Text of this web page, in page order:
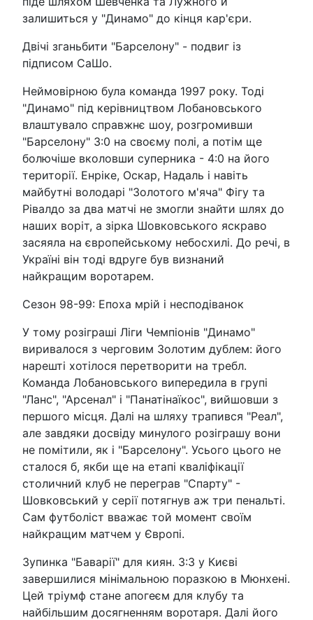
залишиться у "Динамо" до кінця кар'єри.
Двічі зганьбити "Барселону" - подвиг із
підписом СаШо.
Неймовірною була команда 1997 року. Тоді
"Динамо" під керівництвом Лобановського
влаштувало справжнє шоу, розгромивши
"Барселону" 3:0 на своєму полі, а потім ще
болючіше вколовши суперника - 4:0 на його
території. Енріке, Оскар, Надаль і навіть
майбутні володарі "Золотого м'яча" Фігу та
Рівалдо за два матчі не змогли знайти шлях до
наших воріт, а зірка Шовковського яскраво
засяяла на європейському небосхилі. До речі, в
Україні він тоді вдруге був визнаний
найкращим воротарем.
Сезон 98-99: Епоха мрій і несподіванок
У тому розіграші Ліги Чемпіонів "Динамо"
виривалося з черговим Золотим дублем: його
нарешті хотілося перетворити на требл.
Команда Лобановського випередила в групі
"Ланс", "Арсенал" і "Панатінаїкос", вийшовши з
першого місця. Далі на шляху трапився "Реал",
але завдяки досвіду минулого розіграшу вони
не помітили, як і "Барселону". Усього цього не
сталося б, якби ще на етапі кваліфікації
столичний клуб не переграв "Спарту" -
Шовковський у серії потягнув аж три пенальті.
Сам футболіст вважає той момент своїм
найкращим матчем у Європі.
Зупинка "Баварії" для киян. 3:3 у Києві
завершилися мінімальною поразкою в Мюнхені.
Цей тріумф стане апогеєм для клубу та
найбільшим досягненням воротаря. Далі його